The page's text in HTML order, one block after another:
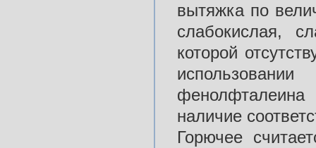
вытяжка по
слабокислая,
которой
фенолфталеина
наличие
Горючее